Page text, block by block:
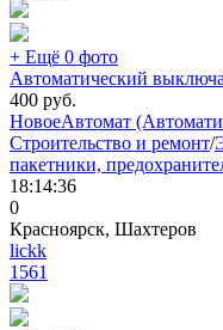
+ Ещё 0 фото
Автоматический
400 руб.
НовоеАвтомат
Строительство и ремонт/
пакетники,
18:14:36
0
Красноярск, Шахтеров
lickk
1561